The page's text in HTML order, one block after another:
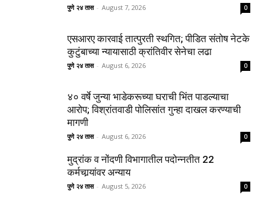
पुणे २४ तास - August 7, 2026 0
एसआरए कारवाई तात्पुरती स्थगित; पीडित संतोष नेटके
कुटुंबाच्या न्यायासाठी क्रांतिवीर सेनेचा लढा
पुणे २४ तास - August 6, 2026 0
४० वर्षे जुन्या भाडेकरूच्या घराची भिंत पाडल्याचा
आरोप; विश्रांतवाडी पोलिसांत गुन्हा दाखल करण्याची
मागणी
पुणे २४ तास - August 6, 2026 0
मुद्रांक व नोंदणी विभागातील पदोन्नतीत 22
कर्मचार्‍यांवर अन्याय
पुणे २४ तास - August 5, 2026 0